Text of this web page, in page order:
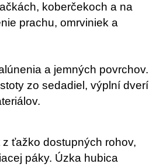
koberčekoch a na
prachu, omrviniek a
a jemných povrchov.
zo sedadiel, výplní dverí
ťažko dostupných rohov,
páky. Úzka hubica